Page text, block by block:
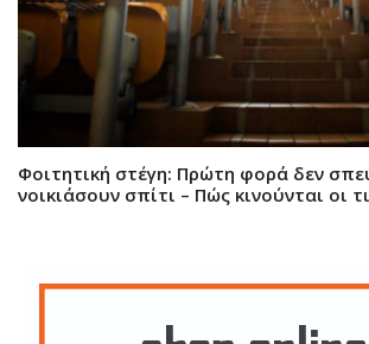
Φοιτητική στέγη: Πρώτη φορά δεν
νοικιάσουν σπίτι – Πώς κινούνται οι